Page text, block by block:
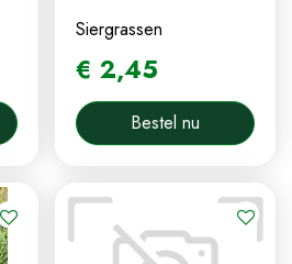
Siergrassen
€ 2,45
Bestel nu